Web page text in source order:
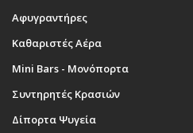
Αφυγραντήρες
Καθαριστές Αέρα
Mini Bars - Μονόπορτα
Συντηρητές Κρασιών
Δίπορτα Ψυγεία